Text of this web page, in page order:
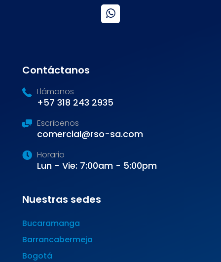
Contáctanos
Llámanos
+57 318 243 2935
Escríbenos
comercial@rso-sa.com
Horario
Lun - Vie: 7:00am - 5:00pm
Nuestras sedes
Bucaramanga
Barrancabermeja
Bogotá